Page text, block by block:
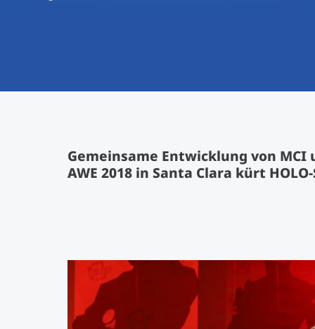
Gemeinsame Entwicklung von
AWE 2018 in Santa Clara kürt